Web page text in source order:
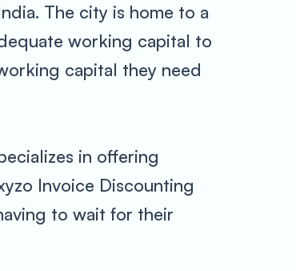
The city is home to a
working capital to
capital they need
in offering
Invoice Discounting
to wait for their